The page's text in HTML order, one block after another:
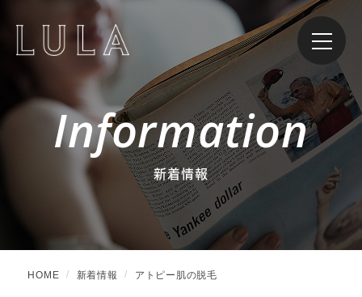
Information
新着情報
HOME 新着情報 アトピー肌の脱毛